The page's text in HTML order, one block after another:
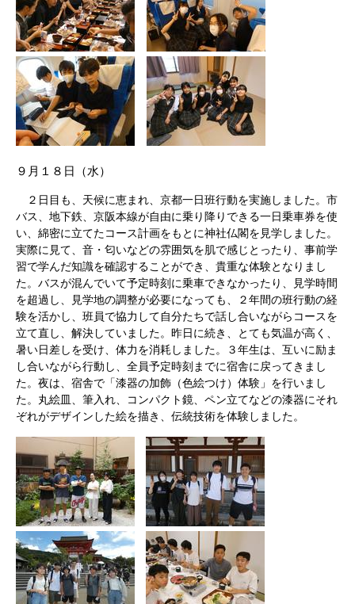
９月１８日（水）
２日目も、天候に恵まれ、京都一日班行動を実施しました。市
バス、地下鉄、京阪本線が自由に乗り降りできる一日乗車券を使
い、綿密に立てたコース計画をもとに神社仏閣を見学しました。
実際に見て、音・匂いなどの雰囲気を肌で感じとったり、事前学
習で学んだ知識を確認することができ、貴重な体験となりまし
た。バスが混んでいて予定時刻に乗車できなかったり、見学時間
を超過し、見学地の調整が必要になっても、２年間の班行動の経
験を活かし、班員で協力して自分たちで話し合いながらコースを
立て直し、解決していました。昨日に続き、とても気温が高く、
暑い日差しを受け、体力を消耗しました。３年生は、互いに励ま
し合いながら行動し、全員予定時刻までに宿舎に戻ってきまし
た。夜は、宿舎で「漆器の加飾（色絵つけ）体験」を行いまし
た。丸絵皿、筆入れ、コンパクト鏡、ペン立てなどの漆器にそれ
ぞれがデザインした絵を描き、伝統技術を体験しました。